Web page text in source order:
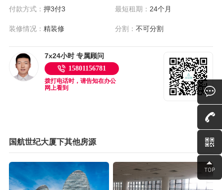
付款方式： 押3付3 最短租期： 24个月
装修情况： 精装修 分割：不可分割
7x24小时 专属顾问
15801156781
拨打电话时，请告知在办公
网上看到
国航世纪大厦下其他房源